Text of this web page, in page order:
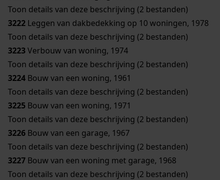
Toon details van deze beschrijving (2 bestanden)
3222 Leggen van dakbedekking op 10 woningen, 1978
Toon details van deze beschrijving (2 bestanden)
3223Verbouw van woning, 1974
Toon details van deze beschrijving (2 bestanden)
3224 Bouw van een woning, 1961
Toon details van deze beschrijving (2 bestanden)
3225 Bouw van een woning, 1971
Toon details van deze beschrijving (2 bestanden)
3226 Bouw van een garage, 1967
Toon details van deze beschrijving (2 bestanden)
3227 Bouw van een woning met garage, 1968
Toon details van deze beschrijving (2 bestanden)